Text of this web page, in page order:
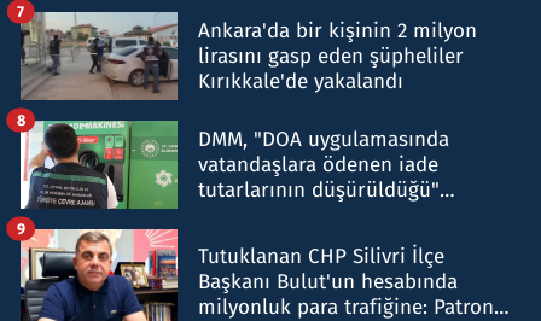
Ankara'da bir kişinin 2 milyon
lirasını gasp eden şüpheliler
Kırıkkale'de yakalandı
7
DMM, "DOA uygulamasında
vatandaşlara ödenen iade
tutarlarının düşürüldüğü"
8
Tutuklanan CHP Silivri İlçe
Başkanı Bulut'un hesabında
milyonluk para trafiğine: Patron
9